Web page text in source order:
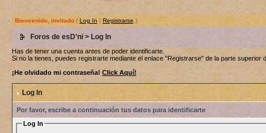
Bienvenido, invitado( Log In | Registrarse )
Foros de esD'ni> Log In
Has de tener una cuenta antes de poder identificarte.
Si no la tienes, puedes registrarte mediante el enlace "Registrarse" de la parte superior
¡He olvidado mi contraseña! Click Aquí!
Log In
Por favor, escribe a continuación tus datos para identificarte
Log In